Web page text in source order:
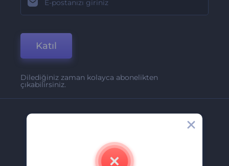
Katıl
Dilediğiniz zaman kolayca abonelikten
çıkabilirsiniz.
İletişim